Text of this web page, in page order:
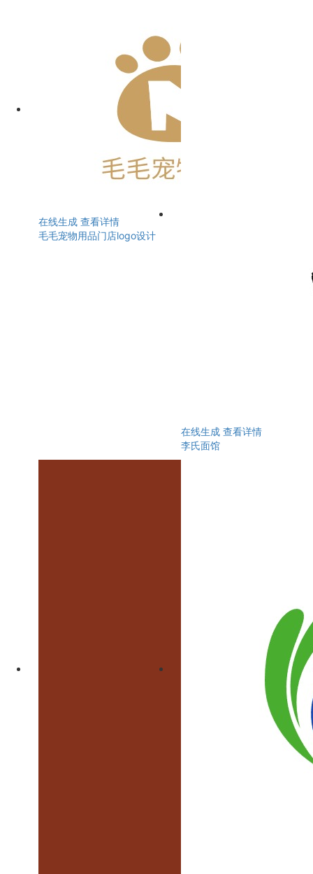
在线生成 查看详情
毛毛宠物用品门店logo设计
在线生成 查看详情
李氏面馆